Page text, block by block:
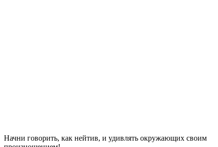
Начни говорить, как нейтив, и удивлять окружающих своим